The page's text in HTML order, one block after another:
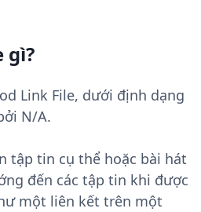
gì?
Link File, dưới định dạng
N/A.
tập tin cụ thể hoặc bài hát
đến các tập tin khi được
một liên kết trên một